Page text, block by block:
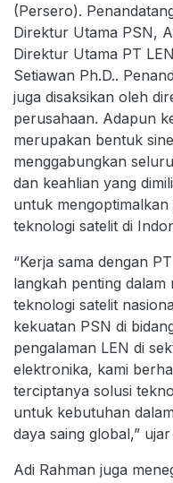
(Persero).
Direktur Utama PSN,
Direktur Utama PT
Setiawan Ph.D..
juga disaksikan oleh
perusahaan. Adapun
merupakan bentuk
menggabungkan
dan keahlian yang
untuk
teknologi satelit di
“Kerja sama dengan
langkah penting dalam
teknologi satelit
kekuatan PSN di
pengalaman LEN di
elektronika, kami
terciptanya solusi
untuk kebutuhan
daya saing global,”
Adi Rahman juga